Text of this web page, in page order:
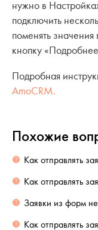
нужно в
подключить
поменять
кнопку
Подробная
AmoCRM.
Похожие
Как отправлять
Как отправлять
Заявки из форм
Как отправлять